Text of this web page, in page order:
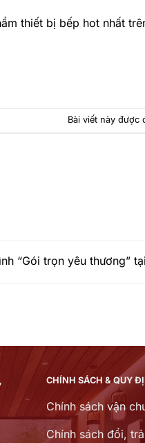
thiết bị bếp hot nhất
Bài viết này được
“Gói trọn yêu thương”
CHÍNH SÁCH & QUY
Chính sách vận
Chính sách đổi,